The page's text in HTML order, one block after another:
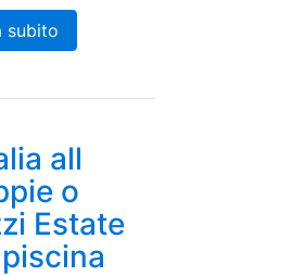
subito
all
o
Estate